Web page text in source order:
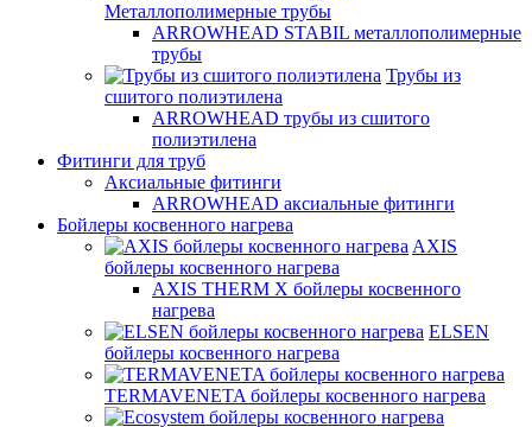
Металлополимерные трубы
ARROWHEAD STABIL металлополимерные
трубы
Трубы из
сшитого полиэтилена
ARROWHEAD трубы из сшитого
полиэтилена
Фитинги для труб
Аксиальные фитинги
ARROWHEAD аксиальные фитинги
Бойлеры косвенного нагрева
AXIS
бойлеры косвенного нагрева
AXIS THERM X бойлеры косвенного
нагрева
ELSEN
бойлеры косвенного нагрева
TERMAVENETA бойлеры косвенного нагрева